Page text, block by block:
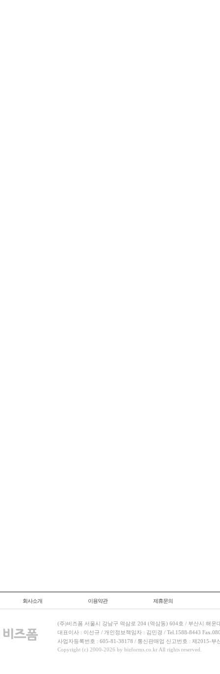
회사소개 이용약관 제휴문의
(주)비즈폼 서울시 강남구 역삼로 204 (역삼동) 604호 / 부산시 해운
대표이사 : 이선규 / 개인정보책임자 : 김민경 / Tel.1588-8443
사업자등록번호 : 605-81-38178 / 통신판매업 신고번호 : 제2015-부
Copyright (c) 2000-2026 by bizforms.co.kr All rights reserved.